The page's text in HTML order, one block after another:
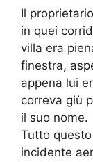
Il
in quei
villa era
finestra,
appena lui
correva giù
il suo nome.
Tutto
incidente